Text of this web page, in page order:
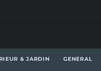
& JARDIN GENERAL